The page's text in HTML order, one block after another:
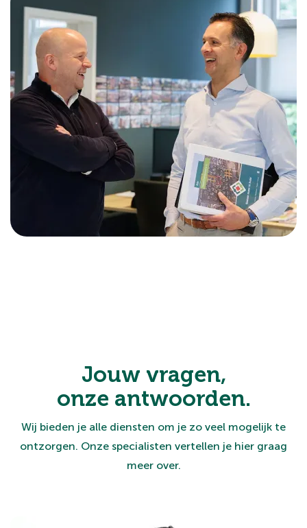
Jouw vragen,
onze antwoorden.
Wij bieden je alle diensten om je zo veel mogelijk te
ontzorgen. Onze specialisten vertellen je hier graag
meer over.